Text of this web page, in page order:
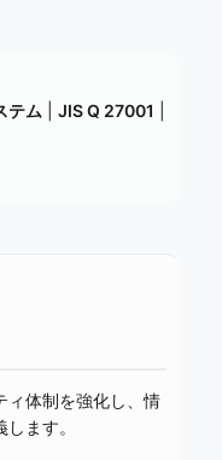
テム JIS Q 27001
ィ体制を強化し、情
ます。